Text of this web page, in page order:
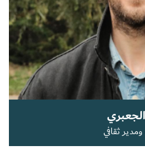
ثقافي